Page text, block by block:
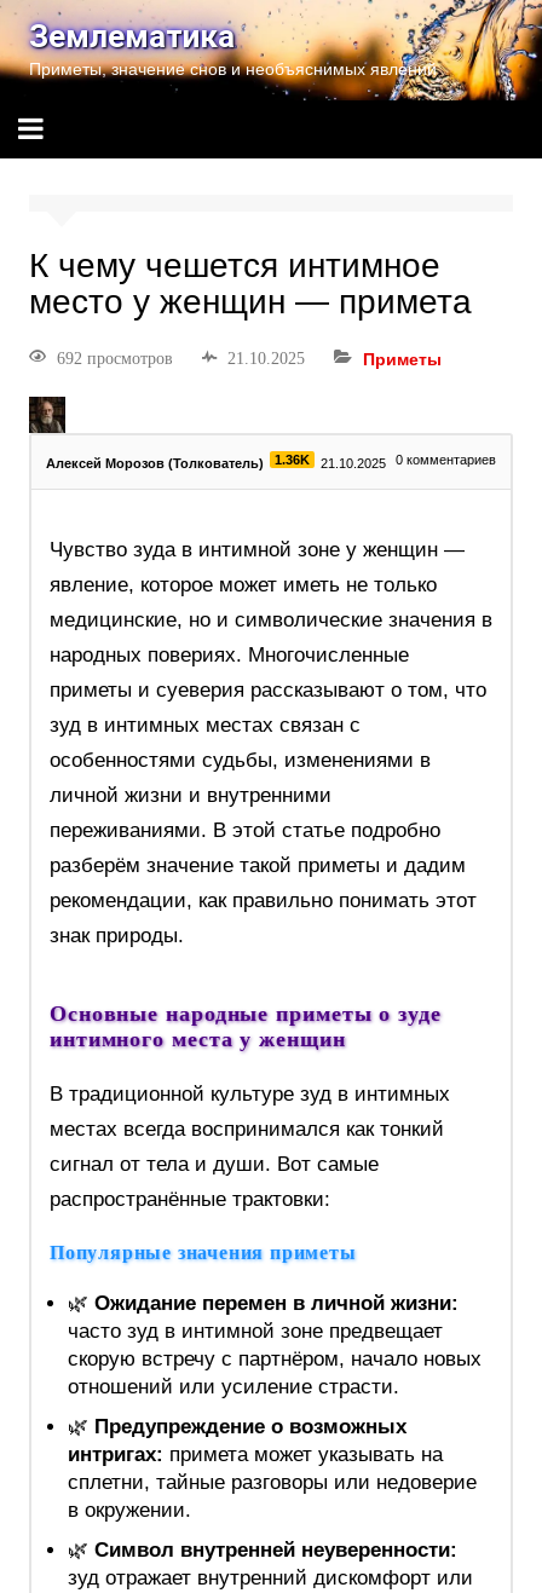
Землематика
Приметы, значение снов и необъяснимых явлений
К чему чешется интимное
место у женщин — примета
692 просмотров 21.10.2025 Приметы
Алексей Морозов (Толкователь) 1.36K 21.10.2025 0 комментариев
Чувство зуда в интимной зоне у женщин —
явление, которое может иметь не только
медицинские, но и символические значения в
народных повериях. Многочисленные
приметы и суеверия рассказывают о том, что
зуд в интимных местах связан с
особенностями судьбы, изменениями в
личной жизни и внутренними
переживаниями. В этой статье подробно
разберём значение такой приметы и дадим
рекомендации, как правильно понимать этот
знак природы.
Основные народные приметы о зуде
интимного места у женщин
В традиционной культуре зуд в интимных
местах всегда воспринимался как тонкий
сигнал от тела и души. Вот самые
распространённые трактовки:
Популярные значения приметы
🌿 Ожидание перемен в личной жизни:
часто зуд в интимной зоне предвещает
скорую встречу с партнёром, начало новых
отношений или усиление страсти.
🌿 Предупреждение о возможных
интригах: примета может указывать на
сплетни, тайные разговоры или недоверие
в окружении.
🌿 Символ внутренней неуверенности:
зуд отражает внутренний дискомфорт или